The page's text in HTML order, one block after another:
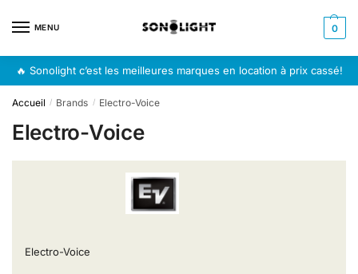
MENU 0
🔥 Sonolight c’est les meilleures marques en location à prix cassé!
Accueil / Brands / Electro-Voice
Electro-Voice
Electro-Voice